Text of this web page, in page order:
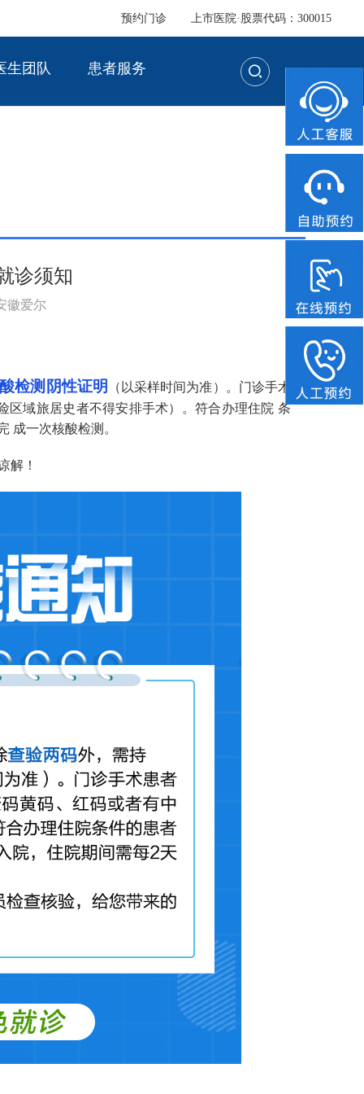
预约门诊 上市医院·股票代码：300015
生团队 患者服务
诊须知
徽爱尔
检测阴性证明
（以采样时间为准）。门诊手术
区域旅居史者不得安排手术）。符合办理住院 条
成一次核酸检测。
解！